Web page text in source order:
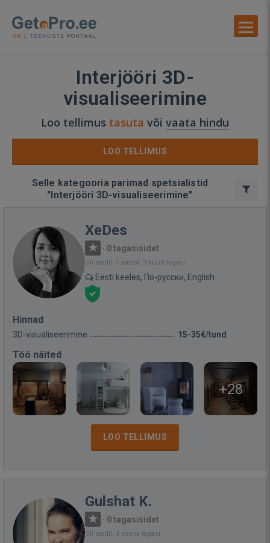
Interjööri 3D-
visualiseerimine
Loo tellimus tasuta või vaata hindu
LOO TELLIMUS
Selle kategooria parimad spetsialistid
"Interjööri 3D-visualiseerimine"
XeDes
· 0 tagasisidet
Oli saidil: 1 aastat, 3 kuud tagasi
Eesti keeles, По-русски, English
Hinnad
3D-visualiseerimine 15-35€/tund
Töö näited
+28
LOO TELLIMUS
Gulshat K.
· 0 tagasisidet
Oli saidil: 4 päeva tagasi